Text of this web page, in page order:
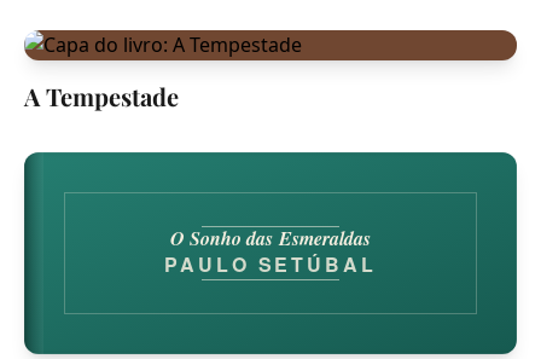
A Tempestade
O Sonho das Esmeraldas
PAULO SETÚBAL